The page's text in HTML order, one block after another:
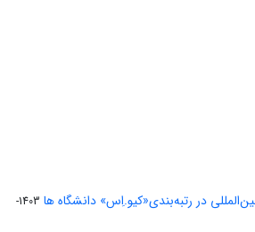
در رتبه‌بندی«کیو.اِس» دانشگاه ها
1403-